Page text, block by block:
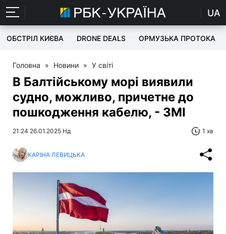
UA
ОБСТРІЛ КИЄВА DRONE DEALS ОРМУЗЬКА ПРОТОКА
Головна » Новини » У світі
В Балтійському морі виявили
судно, можливо, причетне до
пошкодження кабелю, - ЗМІ
21:24 26.01.2025 Нд 1 хв
КАРІНА ЛЕВИЦЬКА